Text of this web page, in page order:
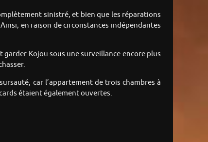
sinistré, et bien que les réparations
en raison de circonstances indépendantes
Kojou sous une surveillance encore plus
car l’appartement de trois chambres à
étaient également ouvertes.